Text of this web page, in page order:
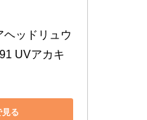
ヘッドリュウ
UVアカキ
る